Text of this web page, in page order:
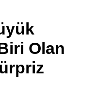
Youtube
TikTok
Olan